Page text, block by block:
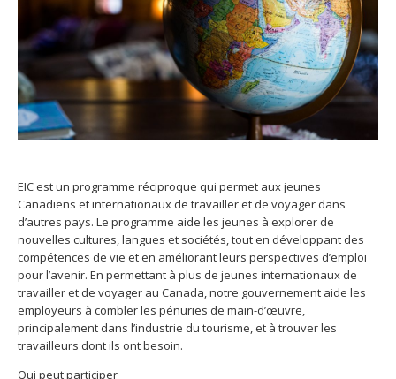
EIC est un programme réciproque qui permet aux jeunes
Canadiens et internationaux de travailler et de voyager dans
d’autres pays. Le programme aide les jeunes à explorer de
nouvelles cultures, langues et sociétés, tout en développant des
compétences de vie et en améliorant leurs perspectives d’emploi
pour l’avenir. En permettant à plus de jeunes internationaux de
travailler et de voyager au Canada, notre gouvernement aide les
employeurs à combler les pénuries de main-d’œuvre,
principalement dans l’industrie du tourisme, et à trouver les
travailleurs dont ils ont besoin.
Qui peut participer